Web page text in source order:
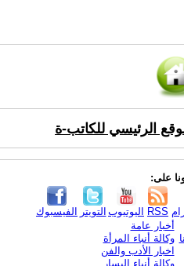
الرئيسي للكاتب-ة
على:
الفيسبوك التويتر اليوتيوب RSS
أخبار عامة
وكالة أنباء المرأة
اخبار الأدب والفن
وكالة أنباء اليسار